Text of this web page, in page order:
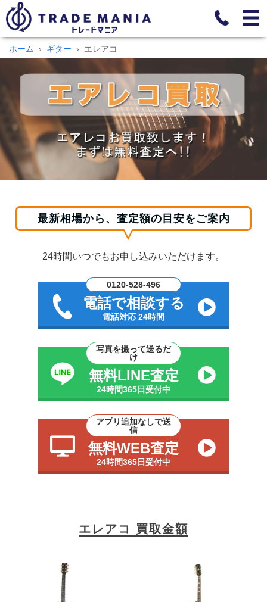
ホーム ギター エレアコ
最新相場から、査定額の目安をご案内
24時間いつでもお申し込みいただけます。
0120-528-496
電話で相談する
電話対応 24時間
写真を撮って送るだ
け
無料LINE査定
24時間365日受付中
アプリ追加なしで送
信
無料WEB査定
24時間365日受付中
エレアコ 買取金額